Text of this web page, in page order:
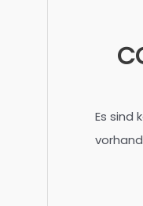
Es sind